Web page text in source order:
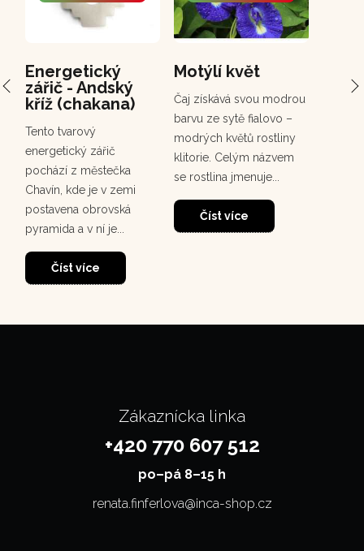
Energetický
zářič - Andský
kříž (chakana)
Tento tvarový
energetický zářič
pochází z městečka
Chavín, kde je v zemi
postavena obrovská
pyramida a v ní je...
Číst více
Motýlí květ
Čaj získává svou modrou
barvu ze sytě fialovo –
modrých květů rostliny
klitorie. Celým názvem
se rostlina jmenuje...
Číst více
Zákaznícka linka
+420 770 607 512
po–⁠⁠⁠⁠⁠⁠pá 8–15 h
renata.finferlova@inca-shop.cz